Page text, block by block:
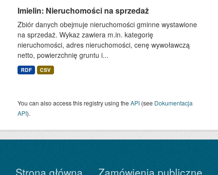
Imielin: Nieruchomości na sprzedaż
Zbiór danych obejmuje nieruchomości gminne wystawione
na sprzedaż. Wykaz zawiera m.in. kategorię
nieruchomości, adres nieruchomości, cenę wywoławczą
netto, powierzchnię gruntu i...
RDF CSV
You can also access this registry using theAPI (see Dokumentacja
API).
Strona główna Zamówienia publiczne